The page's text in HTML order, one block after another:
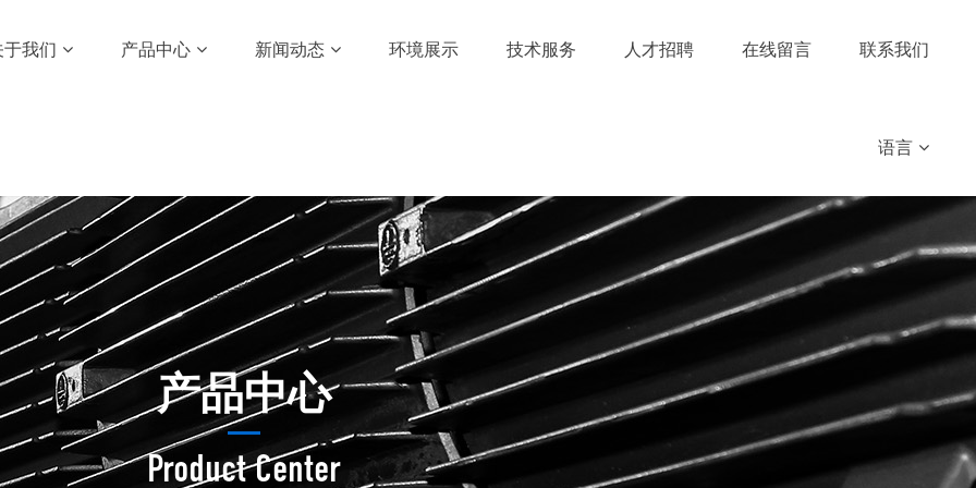
我们 产品中心 新闻动态 环境展示 技术服务 人才招聘 在线留言 联系我们
语言
产品中心
Product Center